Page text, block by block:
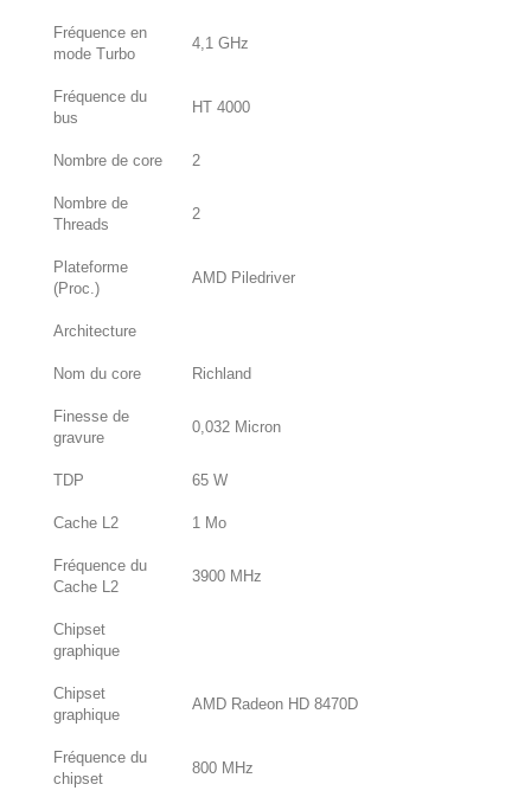
Fréquence en
mode Turbo
4,1 GHz
Fréquence du
bus
HT 4000
Nombre de core 2
Nombre de
Threads
2
Plateforme
(Proc.)
AMD Piledriver
Architecture
Nom du core Richland
Finesse de
gravure
0,032 Micron
TDP 65 W
Cache L2 1 Mo
Fréquence du
Cache L2
3900 MHz
Chipset
graphique
Chipset
graphique
AMD Radeon HD 8470D
Fréquence du
chipset
800 MHz